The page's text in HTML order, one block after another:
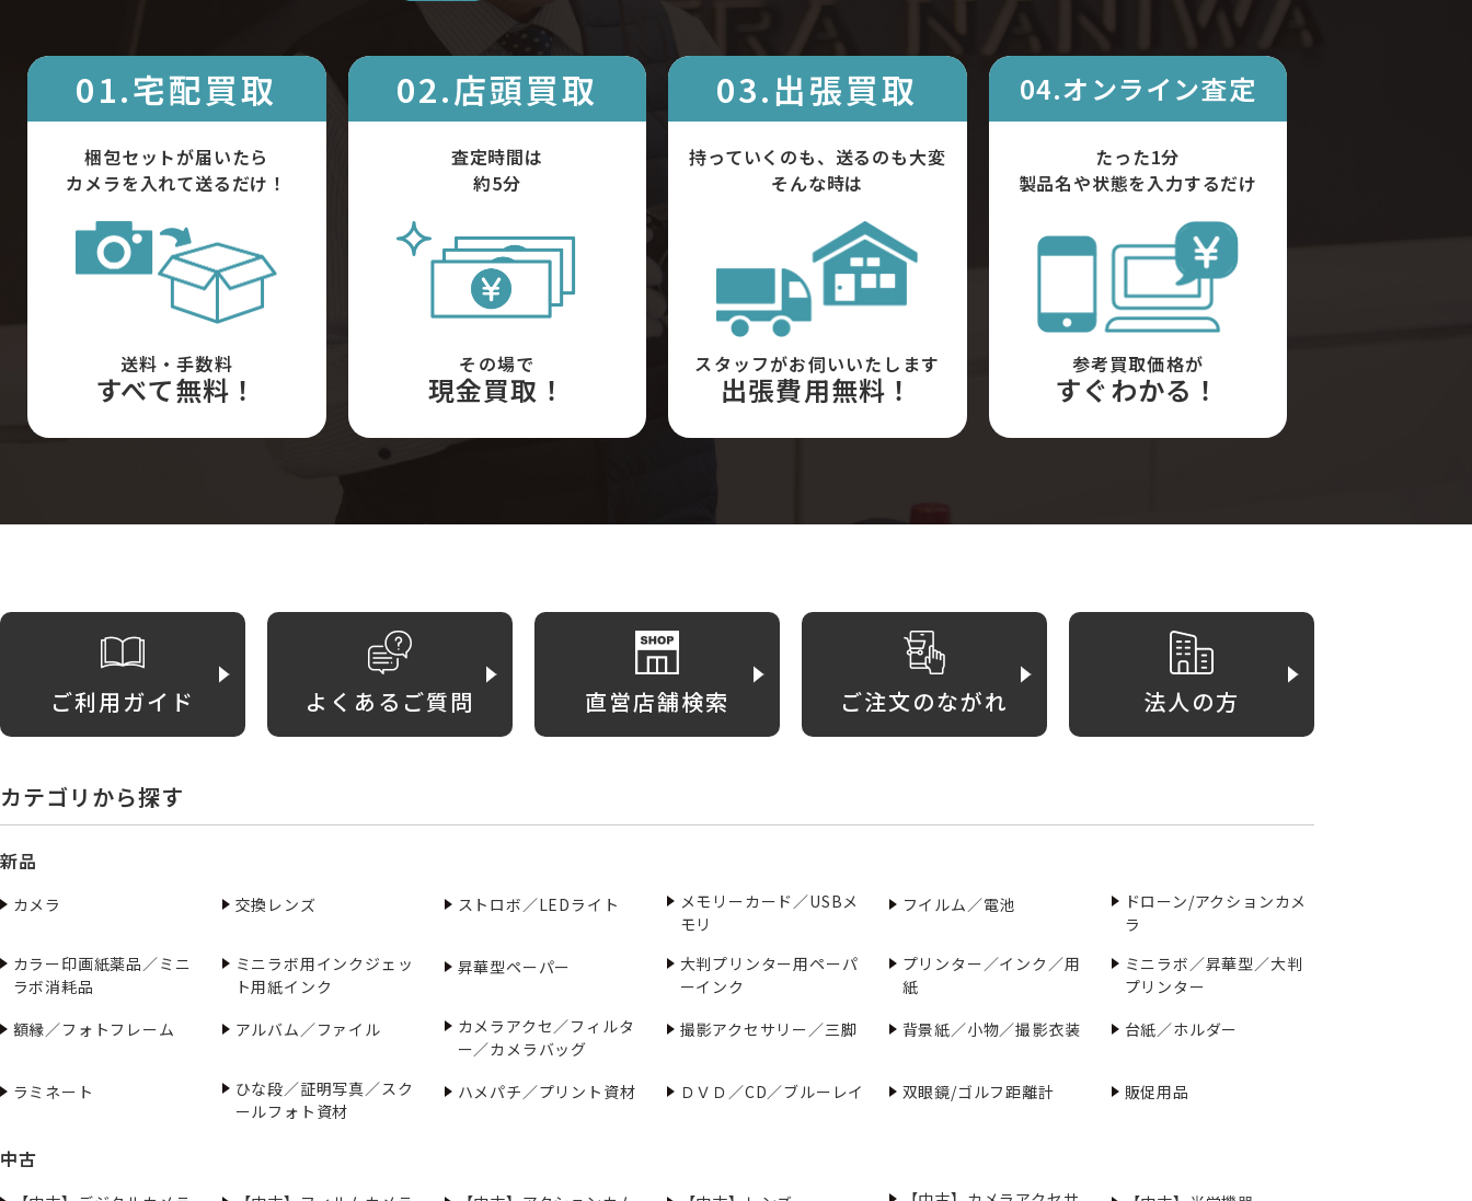
01.宅配買取
梱包セットが届いたら
カメラを入れて送るだけ！
送料・手数料
すべて無料！
02.店頭買取
査定時間は
約5分
その場で
現金買取！
03.出張買取
持っていくのも、送るのも大変
そんな時は
スタッフがお伺いいたします
出張費用無料！
04.オンライン査定
たった1分
製品名や状態を入力するだけ
参考買取価格が
すぐわかる！
ご利用ガイド よくあるご質問 直営店舗検索 ご注文のながれ 法人の方
カテゴリから探す
新品
カメラ 交換レンズ ストロボ／LEDライト
メモリーカード／USBメ
モリ
フイルム／電池
ドローン/アクションカメ
ラ
カラー印画紙薬品／ミニ
ラボ消耗品
ミニラボ用インクジェッ
ト用紙インク
昇華型ペーパー
大判プリンター用ペーパ
ーインク
プリンター／インク／用
紙
ミニラボ／昇華型／大判
プリンター
額縁／フォトフレーム
アルバム／ファイル
カメラアクセ／フィルタ
ー／カメラバッグ
撮影アクセサリー／三脚 背景紙／小物／撮影衣装 台紙／ホルダー
ラミネート
ひな段／証明写真／スク
ールフォト資材
ハメパチ／プリント資材 ＤＶＤ／CD／ブルーレイ 双眼鏡/ゴルフ距離計 販促用品
中古